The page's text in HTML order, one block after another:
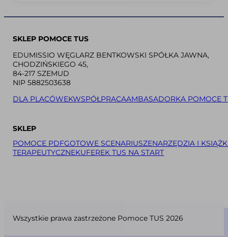
SKLEP POMOCE TUS
EDUMISSIO WĘGLARZ BENTKOWSKI SPÓŁKA JAWNA,
CHODZIŃSKIEGO 45,
84-217 SZEMUD
NIP 5882503638
DLA PLACÓWEKWSPÓŁPRACAAMBASADORKA POMOCE
SKLEP
POMOCE PDFGOTOWE SCENARIUSZENARZĘDZIA I
TERAPEUTYCZNEKUFEREK TUS NA START
Wszystkie prawa zastrzeżone Pomoce TUS 2026